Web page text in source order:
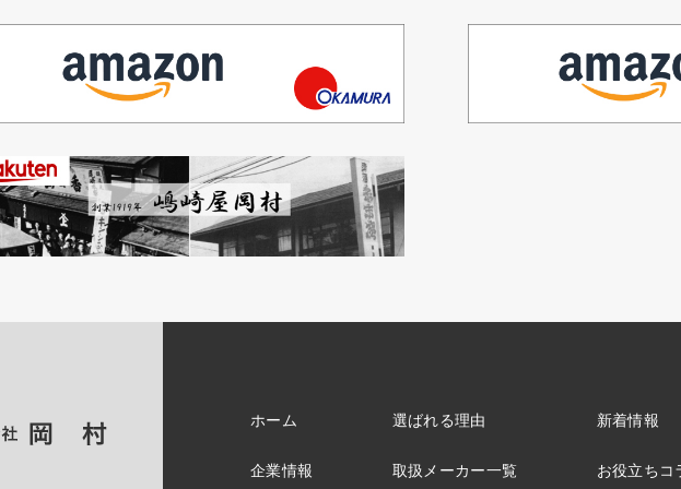
ホーム
企業情報
選ばれる理由
取扱メーカー一覧
新着情報
お役立ちコ